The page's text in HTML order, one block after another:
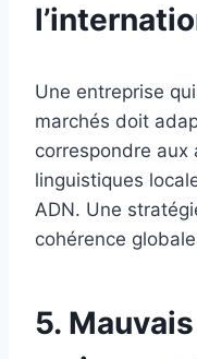
Une entreprise
marchés doit
correspondre
linguistiques
ADN. Une
cohérence
5.